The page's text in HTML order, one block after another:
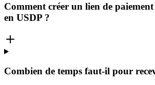
Comment créer un lien de
en USDP ?
Combien de temps faut-il pour